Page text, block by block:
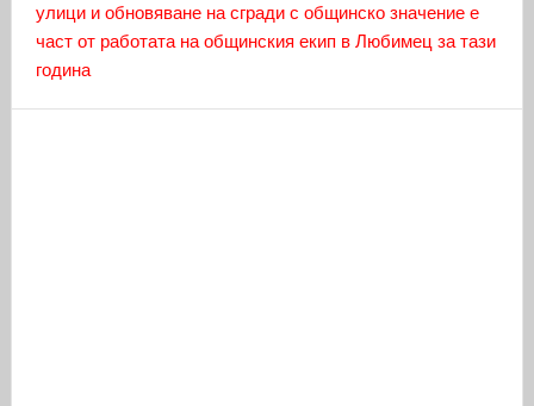
улици и обновяване на сгради с общинско значение е
част от работата на общинския екип в Любимец за тази
година